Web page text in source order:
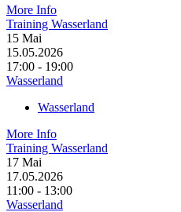
More Info
Training Wasserland
15 Mai
15.05.2026
17:00 - 19:00
Wasserland
Wasserland
More Info
Training Wasserland
17 Mai
17.05.2026
11:00 - 13:00
Wasserland